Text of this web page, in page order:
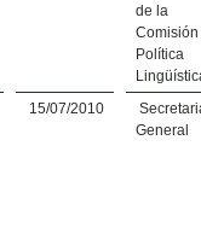
de la
Política
15/07/2010
General